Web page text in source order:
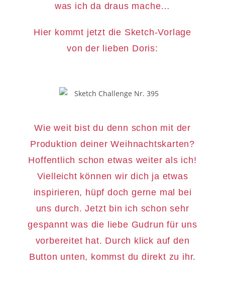
was ich da draus mache…
Hier kommt jetzt die Sketch-Vorlage
von der lieben Doris:
Wie weit bist du denn schon mit der
Produktion deiner Weihnachtskarten?
Hoffentlich schon etwas weiter als ich!
Vielleicht können wir dich ja etwas
inspirieren, hüpf doch gerne mal bei
uns durch. Jetzt bin ich schon sehr
gespannt was die liebe Gudrun für uns
vorbereitet hat. Durch klick auf den
Button unten, kommst du direkt zu ihr.